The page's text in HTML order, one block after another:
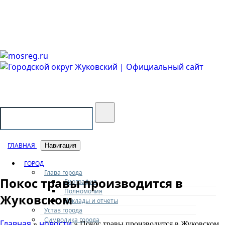
ГЛАВНАЯ Навигация
ГОРОД
Глава города
Биография
Полномочия
Доклады и отчеты
Устав города
Символика города
Покос травы производится в
Жуковском